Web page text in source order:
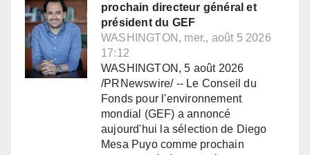
prochain directeur général et
président du GEF
WASHINGTON, mer., août 5 2026
17:12
WASHINGTON, 5 août 2026
/PRNewswire/ -- Le Conseil du
Fonds pour l'environnement
mondial (GEF) a annoncé
aujourd'hui la sélection de Diego
Mesa Puyo comme prochain